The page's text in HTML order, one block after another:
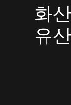
화
유